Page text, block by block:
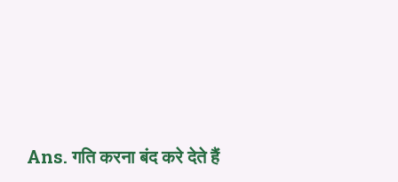
Ans. गति करना बंद करे देते हैं